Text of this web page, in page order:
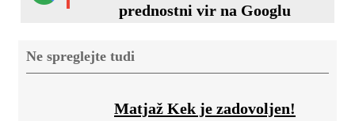
prednostni vir na Googlu
Ne spreglejte tudi
Matjaž Kek je zadovoljen!